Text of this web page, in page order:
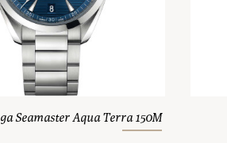
Seamaster Aqua Terra 150M